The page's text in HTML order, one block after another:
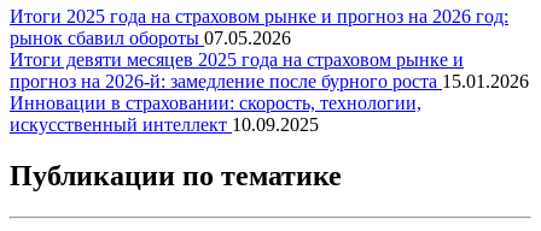
Итоги 2025 года на страховом рынке и прогноз на 2026 год:
рынок сбавил обороты 07.05.2026
Итоги девяти месяцев 2025 года на страховом рынке и
прогноз на 2026-й: замедление после бурного роста 15.01.2026
Инновации в страховании: скорость, технологии,
искусственный интеллект 10.09.2025
Публикации по тематике